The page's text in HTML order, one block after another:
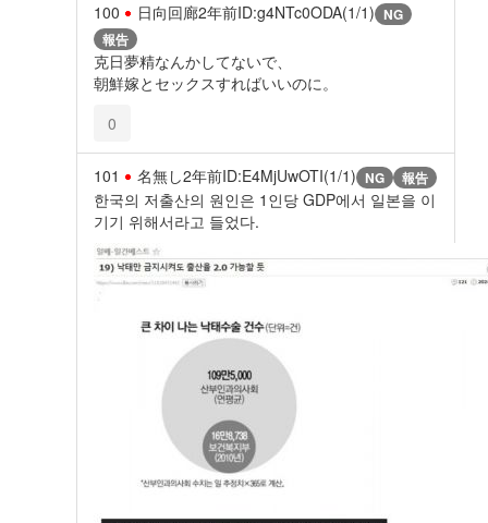
100 日向回廊2年前ID:g4NTc0ODA(1/1) NG
報告
克日夢精なんかしてないで、
朝鮮嫁とセックスすればいいのに。
0
101 名無し2年前ID:E4MjUwOTI(1/1) NG 報告
한국의 저출산의 원인은 1인당 GDP에서 일본을 이
기기 위해서라고 들었다.